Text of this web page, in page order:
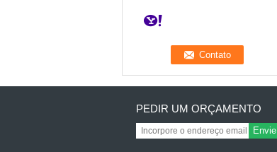
PEDIR UM ORÇAMENTO
Envie